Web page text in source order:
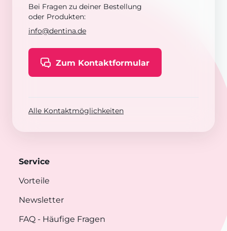
Bei Fragen zu deiner Bestellung
oder Produkten:
info@dentina.de
Zum Kontaktformular
Alle Kontaktmöglichkeiten
Service
Vorteile
Newsletter
FAQ - Häufige Fragen